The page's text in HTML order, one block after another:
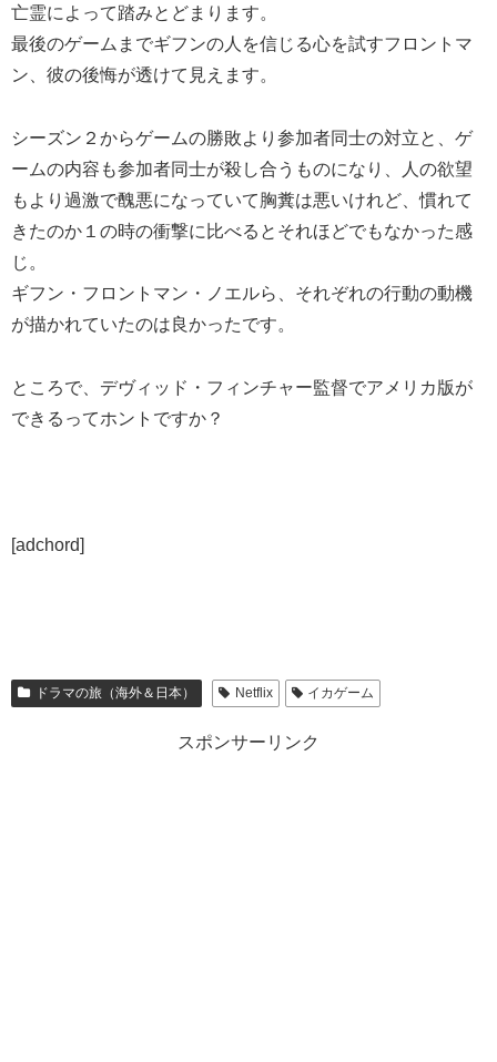
亡霊によって踏みとどまります。
最後のゲームまでギフンの人を信じる心を試すフロントマ
ン、彼の後悔が透けて見えます。
シーズン２からゲームの勝敗より参加者同士の対立と、ゲ
ームの内容も参加者同士が殺し合うものになり、人の欲望
もより過激で醜悪になっていて胸糞は悪いけれど、慣れて
きたのか１の時の衝撃に比べるとそれほどでもなかった感
じ。
ギフン・フロントマン・ノエルら、それぞれの行動の動機
が描かれていたのは良かったです。
ところで、デヴィッド・フィンチャー監督でアメリカ版が
できるってホントですか？
[adchord]
ドラマの旅（海外＆日本） Netflix イカゲーム
スポンサーリンク